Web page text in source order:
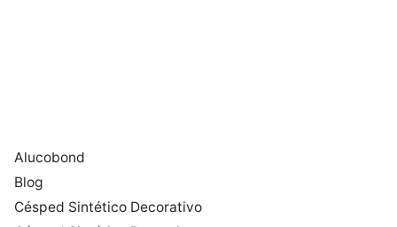
Alucobond
Blog
Césped Sintético Decorativo